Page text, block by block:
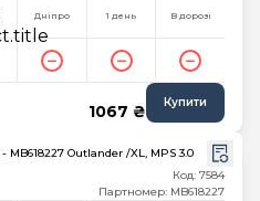
Дніпро 1 день В дорозі
1067 ₴ Купити
Outlander /XL, MPS 3.0
Код: 7584
Партномер: MB618227